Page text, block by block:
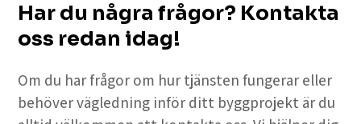
Har du några frågor? Kontakta
oss redan idag!
Om du har frågor om hur tjänsten fungerar eller
behöver vägledning inför ditt byggprojekt är du